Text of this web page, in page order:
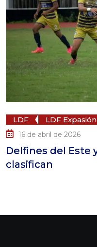
LDF Expasión
de 2026
del Este y